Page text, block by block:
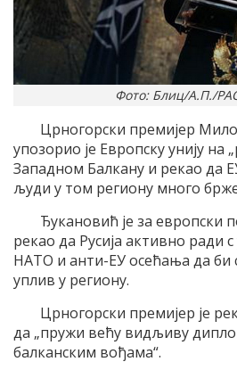
Фото: Блиц/А.П./
Црногорски премијер
упозорио је Европску унију на
Западном Балкану и рекао да
људи у том региону много
Ђукановић је за европски
рекао да Русија активно ради
НАТО и анти-ЕУ осећања да би
уплив у региону.
Црногорски премијер је
да „пружи већу видљиву
балканским вођама“.